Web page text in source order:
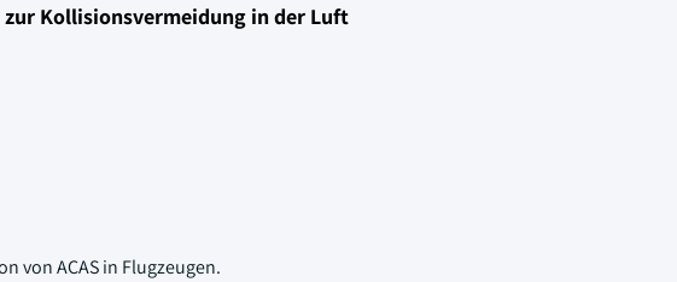
Kollisionsvermeidung in der Luft
von ACAS in Flugzeugen.